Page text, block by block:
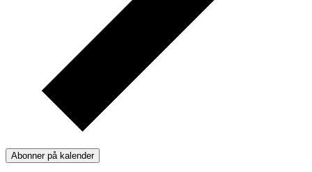
Abonner på kalender